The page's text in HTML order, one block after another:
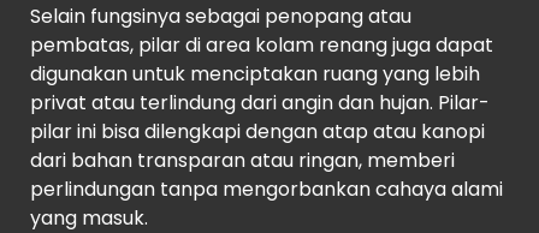
Selain fungsinya sebagai penopang atau
pembatas, pilar di area kolam renang juga dapat
digunakan untuk menciptakan ruang yang lebih
privat atau terlindung dari angin dan hujan. Pilar-
pilar ini bisa dilengkapi dengan atap atau kanopi
dari bahan transparan atau ringan, memberi
perlindungan tanpa mengorbankan cahaya alami
yang masuk.